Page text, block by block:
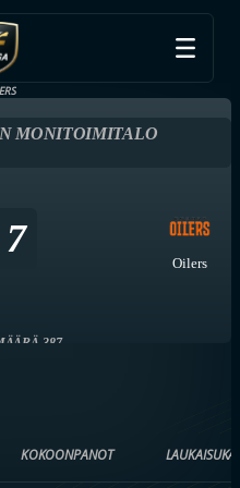
MONITOIMITALO
7
Oilers
387
KOKOONPANOT